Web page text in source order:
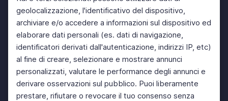
geolocalizzazione, l'identificativo del dispositivo,
archiviare e/o accedere a informazioni sul dispositivo ed
elaborare dati personali (es. dati di navigazione,
identificatori derivati dall'autenticazione, indirizzi IP, etc)
al fine di creare, selezionare e mostrare annunci
personalizzati, valutare le performance degli annunci e
derivare osservazioni sul pubblico. Puoi liberamente
prestare, rifiutare o revocare il tuo consenso senza